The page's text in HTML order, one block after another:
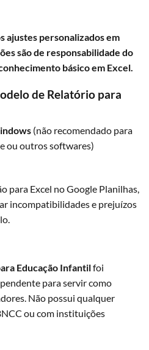
ajustes personalizados em
são de responsabilidade do
básico em Excel.
de Relatório para
(não recomendado para
ou outros softwares)
para Excel no Google Planilhas,
incompatibilidades e prejuízos
Educação Infantilfoi
para servir como
Não possui qualquer
ou com instituições